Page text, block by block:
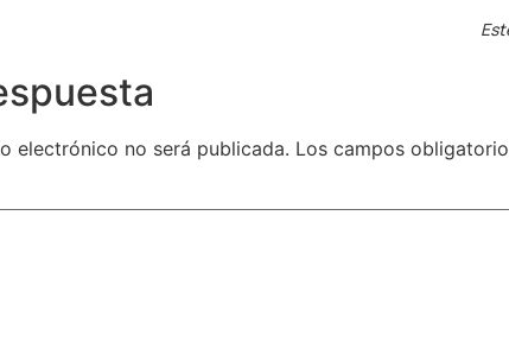
electrónico no será publicada. Los campos